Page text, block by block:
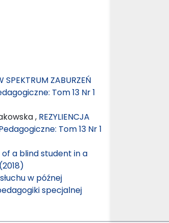
SPEKTRUM ZABURZEŃ
Tom 13 Nr 1
, REZYLIENCJA
Tom 13 Nr 1
a blind student in a
w późnej
specjalnej